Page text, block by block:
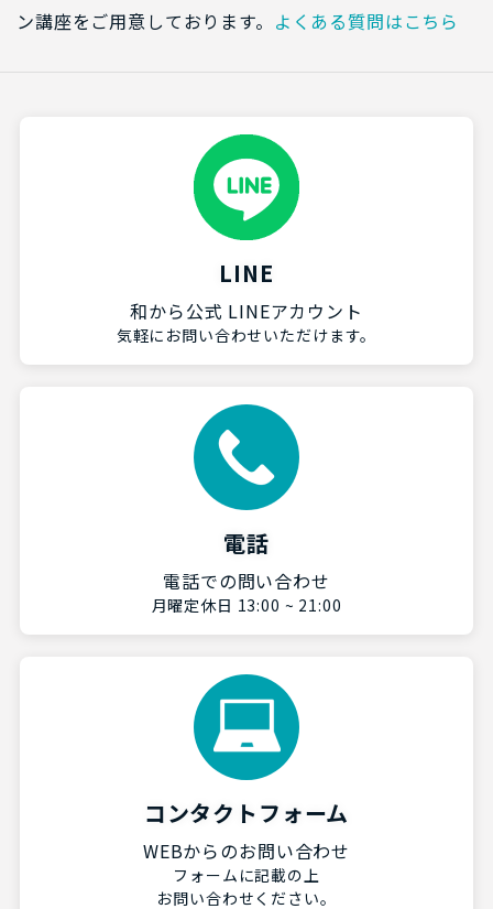
ン講座をご用意しております。 よくある質問はこちら
LINE
和から公式 LINEアカウント
気軽にお問い合わせいただけます。
電話
電話での問い合わせ
月曜定休日 13:00 ~ 21:00
コンタクトフォーム
WEBからのお問い合わせ
フォームに記載の上
お問い合わせください。